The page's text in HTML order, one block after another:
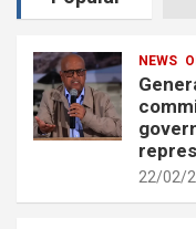
NEWS
22/02/